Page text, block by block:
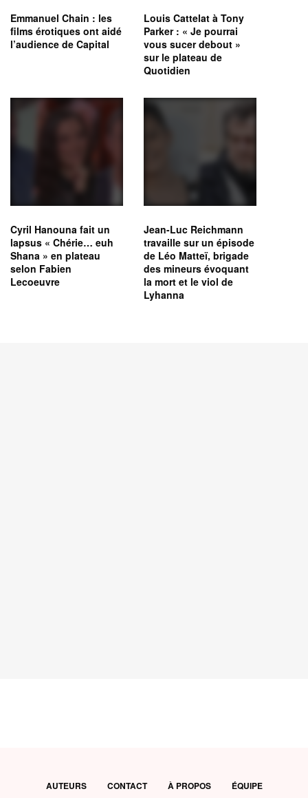
Emmanuel Chain : les
films érotiques ont aidé
l’audience de Capital
Louis Cattelat à Tony
Parker : « Je pourrai
vous sucer debout »
sur le plateau de
Quotidien
Cyril Hanouna fait un
lapsus « Chérie… euh
Shana » en plateau
selon Fabien
Lecoeuvre
Jean-Luc Reichmann
travaille sur un épisode
de Léo Matteï, brigade
des mineurs évoquant
la mort et le viol de
Lyhanna
AUTEURS CONTACT À PROPOS ÉQUIPE